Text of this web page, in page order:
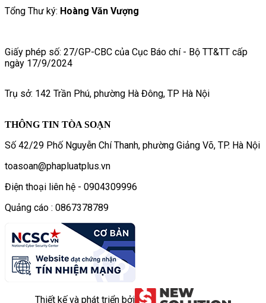
Tổng Thư ký: Hoàng Văn Vượng
Giấy phép số: 27/GP-CBC của Cục Báo chí - Bộ TT&TT cấp
ngày 17/9/2024
Trụ sở: 142 Trần Phú, phường Hà Đông, TP Hà Nội
THÔNG TIN TÒA SOẠN
Số 42/29 Phố Nguyễn Chí Thanh, phường Giảng Võ, TP. Hà Nội
toasoan@phapluatplus.vn
Điện thoại liên hệ - 0904309996
Quảng cáo : 0867378789
Thiết kế và phát triển bởi